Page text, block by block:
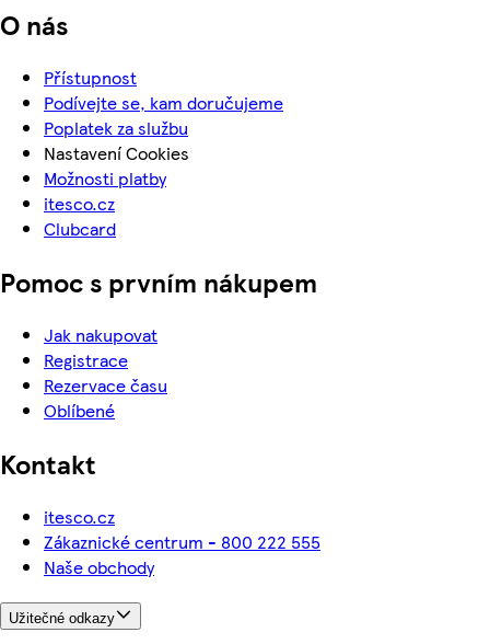
O nás
Přístupnost
Podívejte se, kam doručujeme
Poplatek za službu
Nastavení Cookies
Možnosti platby
itesco.cz
Clubcard
Pomoc s prvním nákupem
Jak nakupovat
Registrace
Rezervace času
Oblíbené
Kontakt
itesco.cz
Zákaznické centrum - 800 222 555
Naše obchody
Užitečné odkazy